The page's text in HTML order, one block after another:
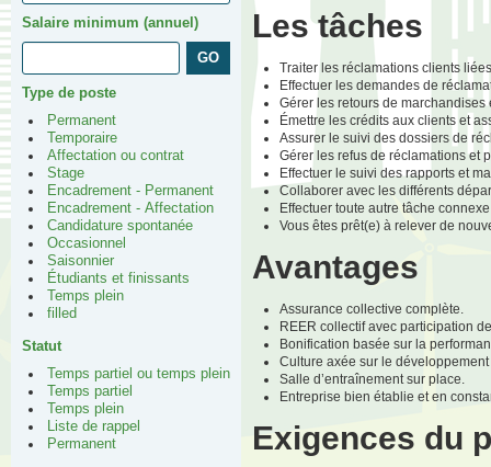
Salaire minimum (annuel)
Type de poste
Permanent
Temporaire
Affectation ou contrat
Stage
Encadrement - Permanent
Encadrement - Affectation
Candidature spontanée
Occasionnel
Saisonnier
Étudiants et finissants
Temps plein
filled
Statut
Temps partiel ou temps plein
Temps partiel
Temps plein
Liste de rappel
Permanent
Les tâches
Traiter les réclamations clients
Effectuer les demandes de
Gérer les retours de marchandises
Émettre les crédits aux clients et
Assurer le suivi des dossiers de
Gérer les refus de réclamations et
Effectuer le suivi des rapports et
Collaborer avec les différents
Effectuer toute autre tâche
Vous êtes prêt(e) à relever de
Avantages
Assurance collective complète.
REER collectif avec participation
Bonification basée sur la
Culture axée sur le
Salle d’entraînement sur place.
Entreprise bien établie et en
Exigences du